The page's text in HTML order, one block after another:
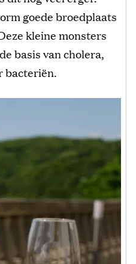
goede broedplaats
kleine monsters
basis van cholera,
bacteriën.